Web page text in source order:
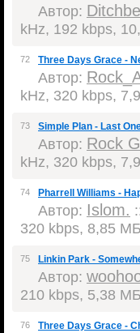
Автор:
kHz, 192 kbps,
72 Three Days Grace -
Автор:
kHz, 320 kbps,
73 Simple Plan - Last
Автор: Rock
kHz, 320 kbps,
74 Pharrell Williams -
Автор: Islom.
320 kbps, 8,85 МБ
75 Linkin Park -
Автор:
210 kbps, 5,38 МБ
76 Three Days Grace -